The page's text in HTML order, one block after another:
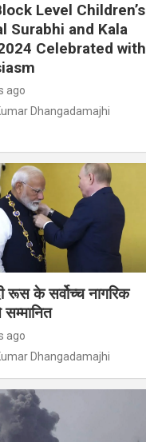
Level Children’s
Surabhi and Kala
Celebrated with
ago
Dhangadamajhi
रूस के सर्वोच्च नागरिक
ago
Dhangadamajhi